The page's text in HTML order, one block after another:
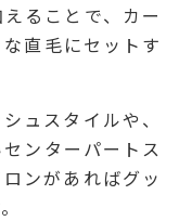
ることで、カー
直毛にセットす
ュスタイルや、
ンターパートス
ンがあればグッ